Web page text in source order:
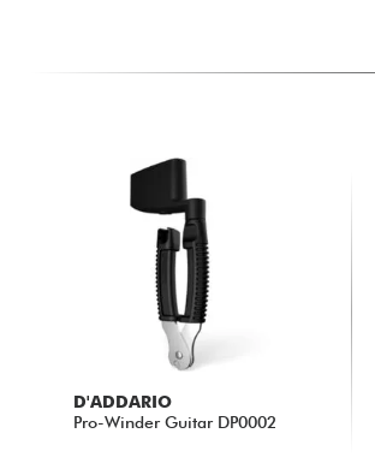
D'ADDARIO
Pro-Winder Guitar DP0002